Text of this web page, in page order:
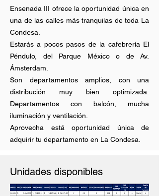
Ensenada III ofrece la oportunidad única en
una de las calles más tranquilas de toda La
Condesa.
Estarás a pocos pasos de la cafebrería El
Péndulo, del Parque México o de Av.
Ámsterdam.
Son departamentos amplios, con una
distribución muy bien optimizada.
Departamentos con balcón, mucha
iluminación y ventilación.
Aprovecha está oportunidad única de
adquirir tu departamento en La Condesa.
Unidades disponibles